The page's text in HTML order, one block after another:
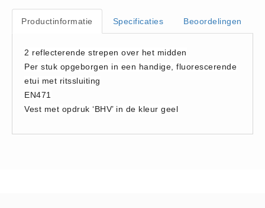
Beademings materialen (6)
BHV Kasten
BHV kasten (5)
BHV Kleding
BHV kasten (0)
Productinformatie Specificaties Beoordelingen
2 reflecterende strepen over het midden
Per stuk opgeborgen in een handige, fluorescerende
etui met ritssluiting
EN471
Vest met opdruk ‘BHV’ in de kleur geel